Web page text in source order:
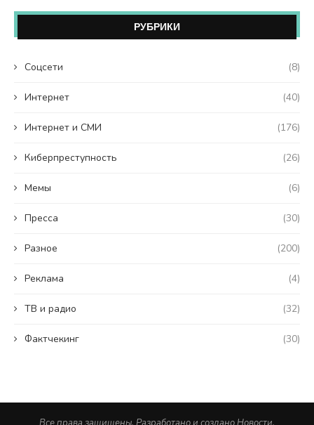
РУБРИКИ
Coцсети (8)
Интернет (40)
Интернет и СМИ (176)
Киберпреступность (26)
Мемы (6)
Пресса (30)
Разное (200)
Реклама (4)
ТВ и радио (32)
Фактчекинг (30)